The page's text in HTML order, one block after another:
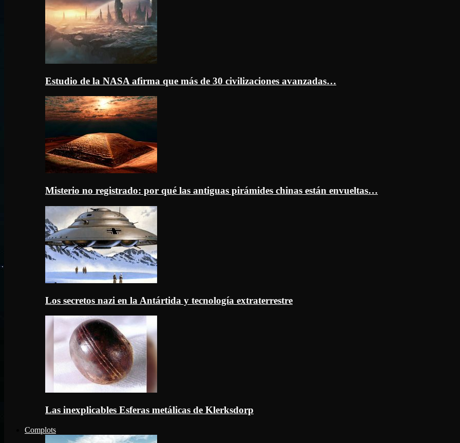
Estudio de la NASA afirma que más de 30 civilizaciones avanzadas…
Misterio no registrado: por qué las antiguas pirámides chinas están envueltas…
Los secretos nazi en la Antártida y tecnología extraterrestre
Las inexplicables Esferas metálicas de Klerksdorp
Complots